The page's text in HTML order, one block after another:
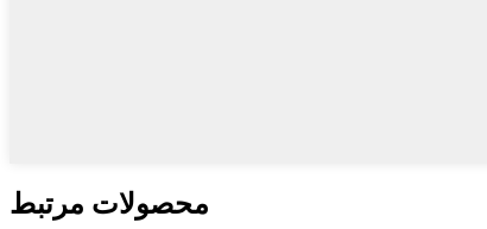
محصولات مرتبط